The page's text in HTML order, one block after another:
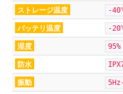
ストレージ温度 -
バッテリ温度 -
湿度 95%
防水
振動